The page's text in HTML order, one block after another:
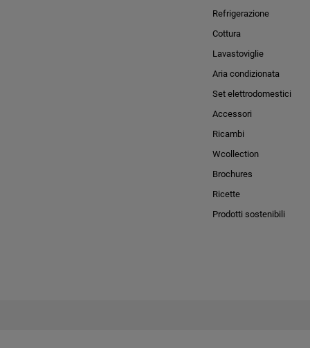
Refrigerazione
Cottura
Lavastoviglie
Aria condizionata
Set elettrodomestici
Accessori
Ricambi
Wcollection
Brochures
Ricette
Prodotti sostenibili